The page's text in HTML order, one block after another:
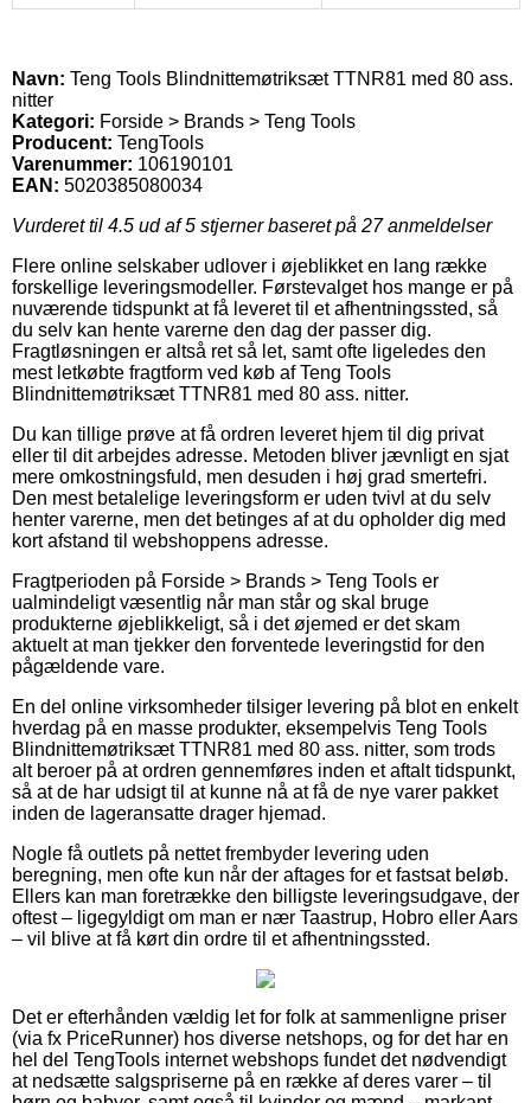
Navn: Teng Tools Blindnittemøtriksæt TTNR81 med 80 ass.
nitter
Kategori: Forside > Brands > Teng Tools
Producent: TengTools
Varenummer: 106190101
EAN: 5020385080034
Vurderet til 4.5 ud af 5 stjerner baseret på 27anmeldelser
Flere online selskaber udlover i øjeblikket en lang række
forskellige leveringsmodeller. Førstevalget hos mange er på
nuværende tidspunkt at få leveret til et afhentningssted, så
du selv kan hente varerne den dag der passer dig.
Fragtløsningen er altså ret så let, samt ofte ligeledes den
mest letkøbte fragtform ved køb af Teng Tools
Blindnittemøtriksæt TTNR81 med 80 ass. nitter.
Du kan tillige prøve at få ordren leveret hjem til dig privat
eller til dit arbejdes adresse. Metoden bliver jævnligt en sjat
mere omkostningsfuld, men desuden i høj grad smertefri.
Den mest betalelige leveringsform er uden tvivl at du selv
henter varerne, men det betinges af at du opholder dig med
kort afstand til webshoppens adresse.
Fragtperioden på Forside > Brands > Teng Tools er
ualmindeligt væsentlig når man står og skal bruge
produkterne øjeblikkeligt, så i det øjemed er det skam
aktuelt at man tjekker den forventede leveringstid for den
pågældende vare.
En del online virksomheder tilsiger levering på blot en enkelt
hverdag på en masse produkter, eksempelvis Teng Tools
Blindnittemøtriksæt TTNR81 med 80 ass. nitter, som trods
alt beroer på at ordren gennemføres inden et aftalt tidspunkt,
så at de har udsigt til at kunne nå at få de nye varer pakket
inden de lageransatte drager hjemad.
Nogle få outlets på nettet frembyder levering uden
beregning, men ofte kun når der aftages for et fastsat beløb.
Ellers kan man foretrække den billigste leveringsudgave, der
oftest – ligegyldigt om man er nær Taastrup, Hobro eller Aars
– vil blive at få kørt din ordre til et afhentningssted.
Det er efterhånden vældig let for folk at sammenligne priser
(via fx PriceRunner) hos diverse netshops, og for det har en
hel del TengTools internet webshops fundet det nødvendigt
at nedsætte salgspriserne på en række af deres varer – til